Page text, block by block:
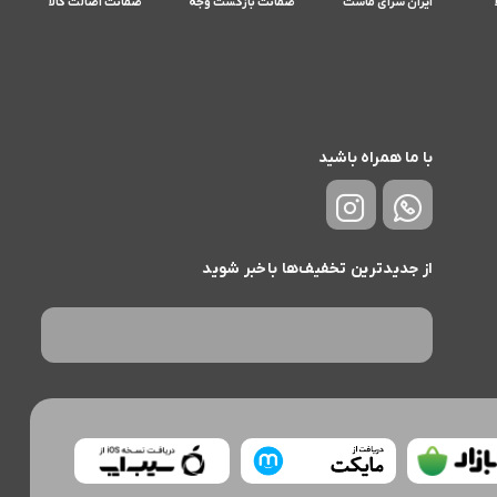
با ما همراه باشید
از جدیدترین تخفیف‌ها باخبر شوید